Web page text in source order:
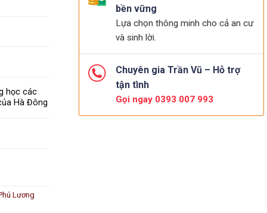
học các
Hà Đông
Lương
bền vững
Lựa chọn thông minh cho cả an cư
và sinh lời.
Chuyên gia Trần Vũ – Hỗ trợ
tận tình
Gọi ngay 0393 007 993